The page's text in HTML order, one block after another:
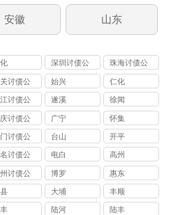
安徽 山东
深圳讨债公
司
珠海讨债公
司
讨债公
始兴 仁化
讨债公
遂溪 徐闻
讨债公
广宁 怀集
讨债公
台山 开平
讨债公
电白 高州
讨债公
博罗 惠东
大埔 丰顺
陆河 陆丰